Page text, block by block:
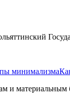
минимализма
и